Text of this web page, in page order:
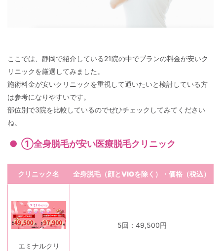
ここでは、静岡で紹介している21院の中でプランの料金が安いク
リニックを厳選してみました。
施術料金が安いクリニックを重視して通いたいと検討している方
は参考になりやすいです。
部位別で3院を比較しているのでぜひチェックしてみてください
ね。
①全身脱毛が安い医療脱毛クリニック
クリニック名 全身脱毛（顔とVIOを除く）・価格（税込）
エミナルクリ
5回：49,500円